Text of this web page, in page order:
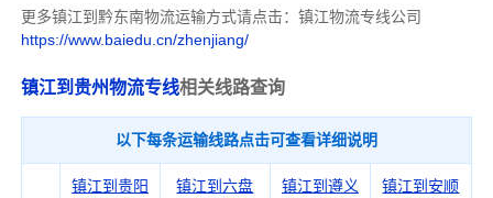
更多镇江到黔东南物流运输方式请点击：镇江物流专线公司
https://www.baiedu.cn/zhenjiang/
镇江到贵州物流专线相关线路查询
以下每条运输线路点击可查看详细说明
镇江到贵阳
镇江到六盘
镇江到遵义
镇江到安顺